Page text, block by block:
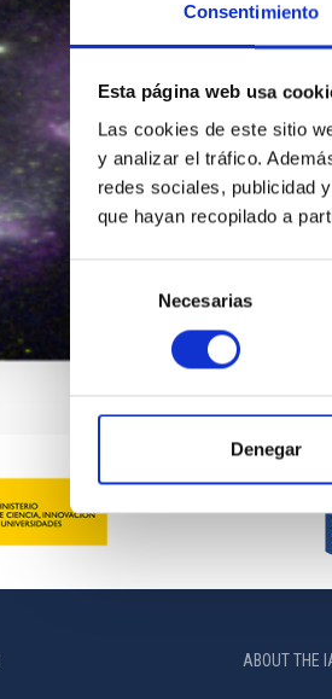
Consentimiento
Esta página web usa
Las cookies de este sitio
y analizar el tráfico.
redes sociales, publicidad
que hayan recopilado a
consentimiento
Necesarias
Denegar
thus in the
of metals,
Extreme
constitutes
Casiana
ABOUT THE